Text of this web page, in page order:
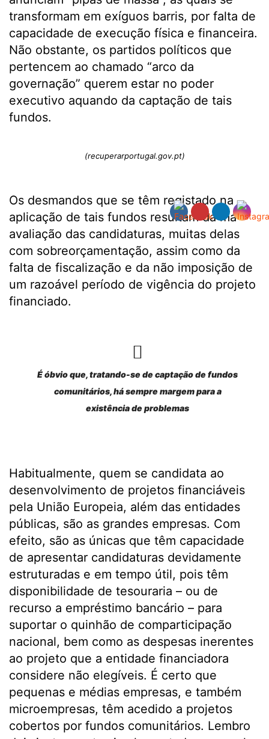
transformam em exíguos barris, por falta de
capacidade de execução física e financeira.
Não obstante, os partidos políticos que
pertencem ao chamado “arco da
governação” querem estar no poder
executivo aquando da captação de tais
fundos.
(recuperarportugal.gov.pt)
Os desmandos que se têm registado na
aplicação de tais fundos resultam da má
avaliação das candidaturas, muitas delas
com sobreorçamentação, assim como da
falta de fiscalização e da não imposição de
um razoável período de vigência do projeto
financiado.
É óbvio que, tratando-se de captação de fundos
comunitários, há sempre margem para a
existência de problemas
Habitualmente, quem se candidata ao
desenvolvimento de projetos financiáveis
pela União Europeia, além das entidades
públicas, são as grandes empresas. Com
efeito, são as únicas que têm capacidade
de apresentar candidaturas devidamente
estruturadas e em tempo útil, pois têm
disponibilidade de tesouraria – ou de
recurso a empréstimo bancário – para
suportar o quinhão de comparticipação
nacional, bem como as despesas inerentes
ao projeto que a entidade financiadora
considere não elegíveis. É certo que
pequenas e médias empresas, e também
microempresas, têm acedido a projetos
cobertos por fundos comunitários. Lembro